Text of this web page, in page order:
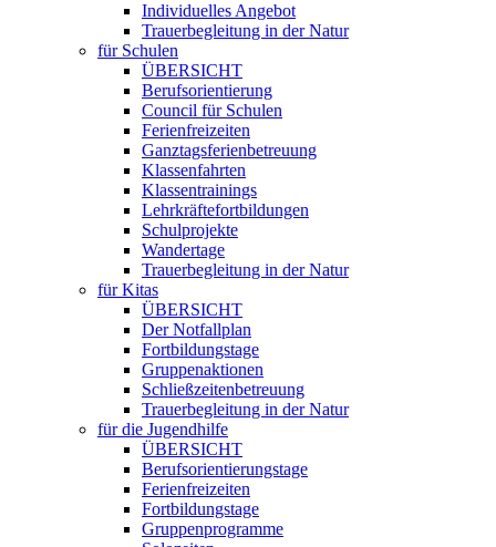
Individuelles Angebot
Trauerbegleitung in der Natur
für Schulen
ÜBERSICHT
Berufsorientierung
Council für Schulen
Ferienfreizeiten
Ganztagsferienbetreuung
Klassenfahrten
Klassentrainings
Lehrkräftefortbildungen
Schulprojekte
Wandertage
Trauerbegleitung in der Natur
für Kitas
ÜBERSICHT
Der Notfallplan
Fortbildungstage
Gruppenaktionen
Schließzeitenbetreuung
Trauerbegleitung in der Natur
für die Jugendhilfe
ÜBERSICHT
Berufsorientierungstage
Ferienfreizeiten
Fortbildungstage
Gruppenprogramme